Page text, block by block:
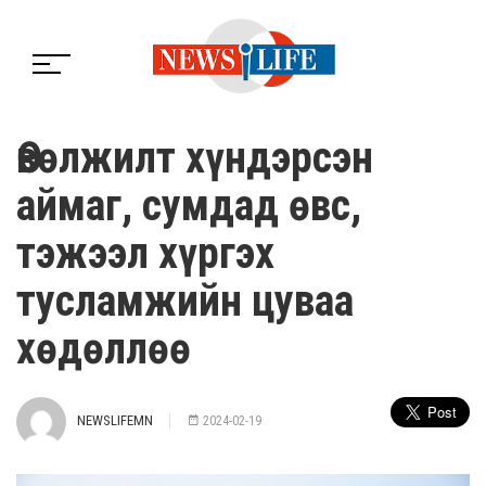
Өвөлжилт хүндэрсэн
аймаг, сумдад өвс,
тэжээл хүргэх
тусламжийн цуваа
хөдөллөө
NEWSLIFEMN 2024-02-19